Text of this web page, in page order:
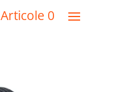
Articole 0